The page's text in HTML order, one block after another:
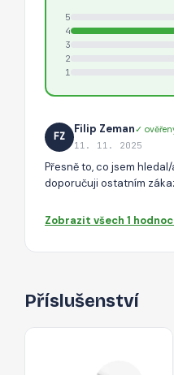
5
4
3
2
1
FZ
Filip Zeman✓
11. 11. 2025
Přesně to, co jsem
doporučuji ostatním
Zobrazit všech 1
Příslušenství